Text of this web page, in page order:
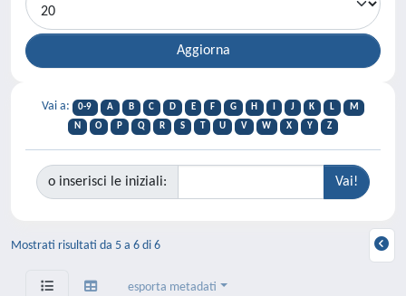
Vai a: 0-9 A B C D E F G H J K L
M
N
O P Q R S T U V W X Y Z
o inserisci le iniziali:
Mostrati risultati da 5 a 6 di 6
esporta metadati